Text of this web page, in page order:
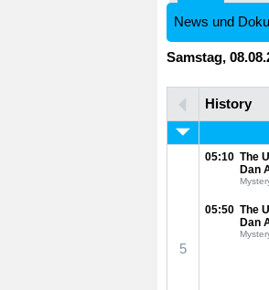
News und
Samstag,
History
5
05:10 The
Dan
05:50 The
Dan